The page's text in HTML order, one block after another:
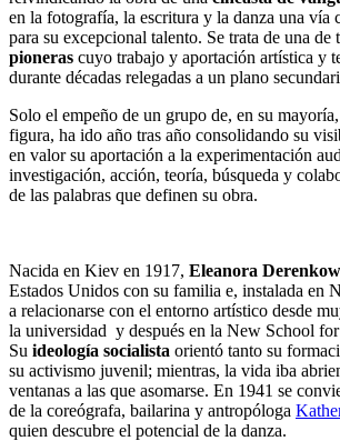
en la fotografía, la escritura y la danza una vía
para su excepcional talento. Se trata de una de
pioneras cuyo trabajo y aportación artística y
durante décadas relegadas a un plano
Solo el empeño de un grupo de, en su
figura, ha ido año tras año consolidando su
en valor su aportación a la experimentación
investigación, acción, teoría, búsqueda y
de las palabras que definen su obra.
Nacida en Kiev en 1917, Eleanora
Estados Unidos con su familia e, instalada en
a relacionarse con el entorno artístico desde
la universidad y después en la New School
Su ideología socialista orientó tanto su
su activismo juvenil; mientras, la vida iba
ventanas a las que asomarse. En 1941 se
de la coreógrafa, bailarina y antropóloga
quien descubre el potencial de la danza.